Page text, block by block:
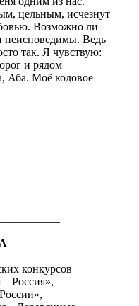
цельным, исчезнут
Возможно ли
неисповедимы. Ведь
так. Я чувствую:
и рядом
Аба. Моё кодовое
конкурсов
Россия»,